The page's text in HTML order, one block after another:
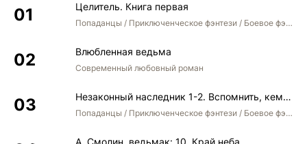
Целитель. Книга первая
Попаданцы / Приключенческое фэнтези / Боевое фэнтези
Влюбленная ведьма
Современный любовный роман
Незаконный наследник 1-2. Вспомнить, кем был. Стать собой. Остаться собой
Попаданцы / Приключенческое фэнтези / Боевое фэнтези / Юмористическое фэнтези
А. Смолин, ведьмак: 10. Край неба